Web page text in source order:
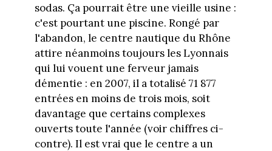
sodas. Ça pourrait être une vieille usine :
c'est pourtant une piscine. Rongé par
l'abandon, le centre nautique du Rhône
attire néanmoins toujours les Lyonnais
qui lui vouent une ferveur jamais
démentie : en 2007, il a totalisé 71 877
entrées en moins de trois mois, soit
davantage que certains complexes
ouverts toute l'année (voir chiffres ci-
contre). Il est vrai que le centre a un